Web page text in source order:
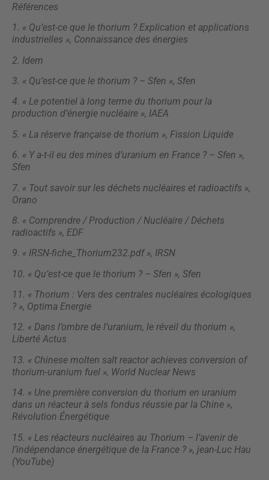
Références
1. « Qu’est-ce que le thorium ? Explication et applications
industrielles », Connaissance des énergies
2. Idem
3. « Qu’est-ce que le thorium ? – Sfen », Sfen
4. « Le potentiel à long terme du thorium pour la
production d’énergie nucléaire », IAEA
5. « La réserve française de thorium », Fission Liquide
6. « Y a-t-il eu des mines d’uranium en France ? – Sfen »,
Sfen
7. « Tout savoir sur les déchets nucléaires et radioactifs »,
Orano
8. « Comprendre / Production / Nucléaire / Déchets
radioactifs », EDF
9. « IRSN-fiche_Thorium232.pdf », IRSN
10. « Qu’est-ce que le thorium ? – Sfen », Sfen
11. « Thorium : Vers des centrales nucléaires écologiques
? », Optima Energie
12. « Dans l’ombre de l’uranium, le réveil du thorium »,
Liberté Actus
13. « Chinese molten salt reactor achieves conversion of
thorium-uranium fuel », World Nuclear News
14. « Une première conversion du thorium en uranium
dans un réacteur à sels fondus réussie par la Chine »,
Révolution Énergétique
15. « Les réacteurs nucléaires au Thorium – l’avenir de
l’indépendance énergétique de la France ? », jean-Luc Hau
(YouTube)